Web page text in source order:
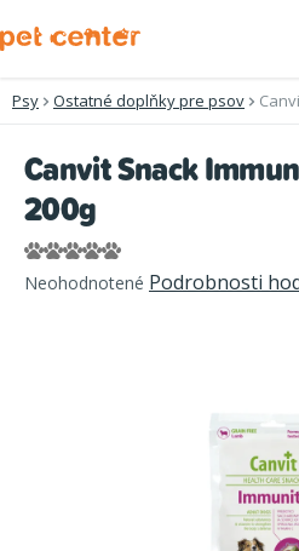
na
Psy Ostatné doplňky pre psov
Canvit Snack
200g
Priemerné
hodnotenie
Neohodnotené Podrobnosti